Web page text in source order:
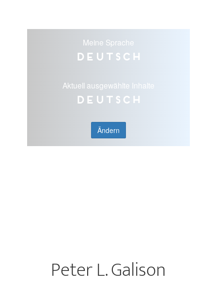
Meine Sprache
Deutsch
Aktuell ausgewählte Inhalte
Deutsch
Ändern
Peter L. Galison